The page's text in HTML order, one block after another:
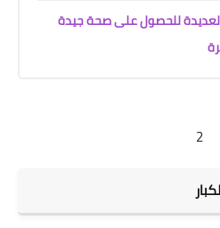
للحصول على صحة جيدة
2